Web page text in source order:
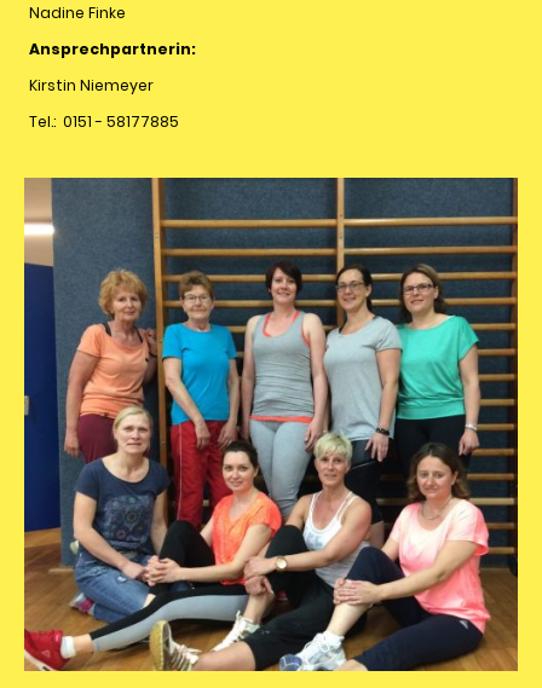
Nadine Finke
Ansprechpartnerin:
Kirstin Niemeyer
Tel.: 0151 - 58177885